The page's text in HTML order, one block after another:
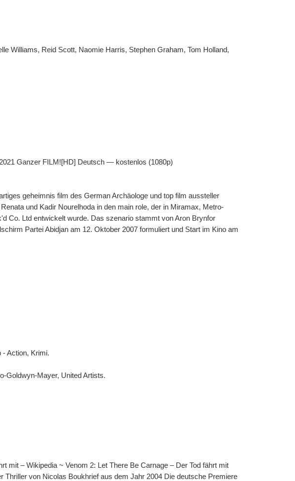
Ganzer FILM![HD] Deutsch — kostenlos (1080p)
geheimnis film des German Archäologe und top film aussteller
und Kadir Nourelhoda in den main role, der in Miramax, Metro-
Co. Ltd entwickelt wurde. Das szenario stammt von Aron Brynfor
Partei Abidjan am 12. Oktober 2007 formuliert und Start im Kino am
- Action, Krimi.
Goldwyn-Mayer, United Artists.
mit – Wikipedia ~ Venom 2: Let There Be Carnage – Der Tod fährt mit
Thriller von Nicolas Boukhrief aus dem Jahr 2004 Die deutsche Premiere